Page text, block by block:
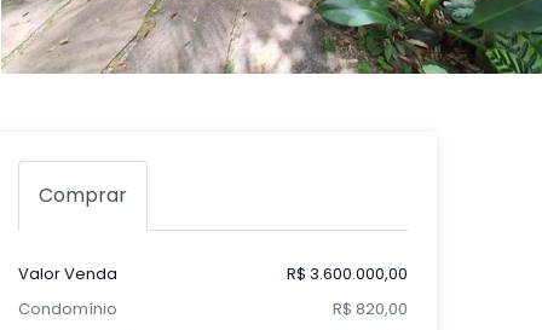
Comprar
Valor Venda
R$ 3.600.000,00
Condomínio
R$ 820,00